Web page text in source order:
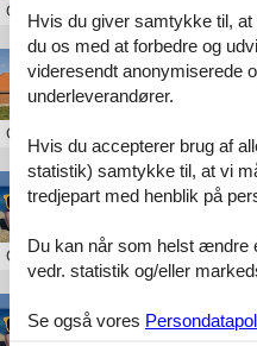
OmHvide Sande
Luksus
Om
Luksus
OmHvide Sande
Sommerhus
Hvis du giver samtykke til,
du os med at forbedre og
videresendt anonymiserede
underleverandører.
Hvis du accepterer brug af
statistik) samtykke til, at vi
tredjepart med henblik på
Du kan når som helst ændre
vedr. statistik og/eller
Se også vores